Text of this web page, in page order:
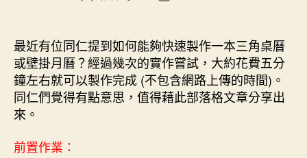
者
佈
日
期
最近有位同仁提到如何能夠快速製作一本三角桌曆
或壁掛月曆？經過幾次的實作嘗試，大約花費五分
鐘左右就可以製作完成 (不包含網路上傳的時間)。
同仁們覺得有點意思，值得藉此部落格文章分享出
來。
前置作業：